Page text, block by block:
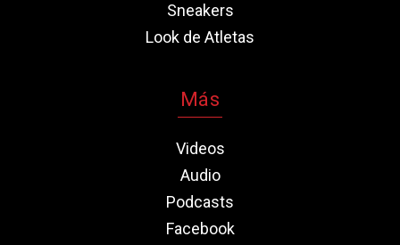
Sneakers
Look de Atletas
Más
Videos
Audio
Podcasts
Facebook